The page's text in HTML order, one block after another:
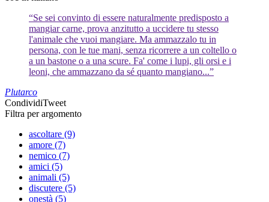
“Se sei convinto di essere naturalmente predisposto a
mangiar carne, prova anzitutto a uccidere tu stesso
l'animale che vuoi mangiare. Ma ammazzalo tu in
persona, con le tue mani, senza ricorrere a un coltello o
a un bastone o a una scure. Fa' come i lupi, gli orsi e i
leoni, che ammazzano da sé quanto mangiano...”
Plutarco
CondividiTweet
Filtra per argomento
ascoltare (9)
amore (7)
nemico (7)
amici (5)
animali (5)
discutere (5)
onestà (5)